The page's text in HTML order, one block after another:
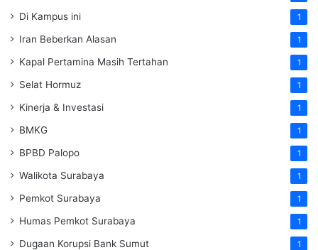
Di Kampus ini 1
Iran Beberkan Alasan 1
Kapal Pertamina Masih Tertahan 1
Selat Hormuz 1
Kinerja & Investasi 1
BMKG 1
BPBD Palopo 1
Walikota Surabaya 1
Pemkot Surabaya 1
Humas Pemkot Surabaya 1
Dugaan Korupsi Bank Sumut 1